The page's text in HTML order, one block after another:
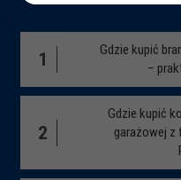
1
Gdzie kupić
–
2
Gdzie kupić
garażowej